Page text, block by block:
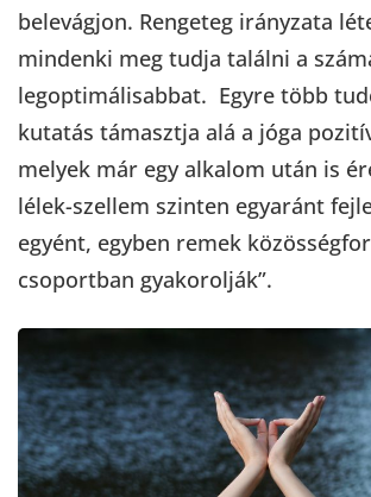
belevágjon. Rengeteg irányzata
mindenki meg tudja találni a
legoptimálisabbat. Egyre több
kutatás támasztja alá a jóga
melyek már egy alkalom után is
lélek-szellem szinten egyaránt
egyént, egyben remek
csoportban gyakorolják”.